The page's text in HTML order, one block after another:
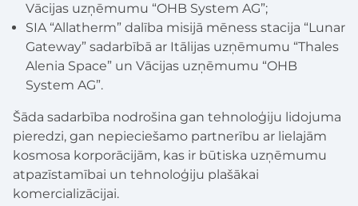
Vācijas uzņēmumu “OHB System AG”;
SIA “Allatherm” dalība misijā mēness stacija “Lunar
Gateway” sadarbībā ar Itālijas uzņēmumu “Thales
Alenia Space” un Vācijas uzņēmumu “OHB
System AG”.
Šāda sadarbība nodrošina gan tehnoloģiju lidojuma
pieredzi, gan nepieciešamo partnerību ar lielajām
kosmosa korporācijām, kas ir būtiska uzņēmumu
atpazīstamībai un tehnoloģiju plašākai
komercializācijai.